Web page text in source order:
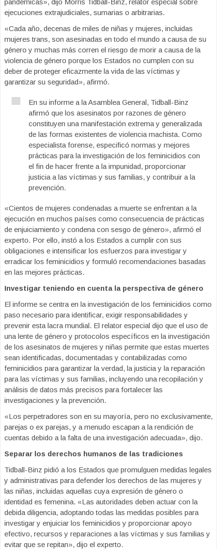
pandémicas», dijo Morris Tidball-Binz, relator especial sobre
ejecuciones extrajudiciales, sumarias o arbitrarias.
«Cada año, decenas de miles de niñas y mujeres, incluidas
mujeres trans, son asesinadas en todo el mundo a causa de su
género y muchas más corren el riesgo de morir a causa de la
violencia de género porque los Estados no cumplen con su
deber de proteger eficazmente la vida de las víctimas y
garantizar su seguridad», afirmó.
En su informe a la Asamblea General, Tidball-Binz
afirmó que los asesinatos por razones de género
constituyen una manifestación extrema y generalizada
de las formas existentes de violencia machista. Como
especialista forense, especificó normas y mejores
prácticas para la investigación de los feminicidios con
el fin de hacer frente a la impunidad, proporcionar
justicia a las víctimas y sus familias, y contribuir a la
prevención.
«Cientos de mujeres condenadas a muerte se enfrentan a la
ejecución en muchos países como consecuencia de prácticas
de enjuiciamiento y condena con sesgo de género», afirmó el
experto. Por ello, instó a los Estados a cumplir con sus
obligaciones e intensificar los esfuerzos para investigar y
erradicar los feminicidios y formuló recomendaciones basadas
en las mejores prácticas.
Investigar teniendo en cuenta la perspectiva de género
El informe se centra en la investigación de los feminicidios como
paso necesario para identificar, exigir responsabilidades y
prevenir esta lacra mundial. El relator especial dijo que el uso de
una lente de género y protocolos específicos en la investigación
de los asesinatos de mujeres y niñas permite que estas muertes
sean identificadas, documentadas y contabilizadas como
feminicidios para garantizar la verdad, la justicia y la reparación
para las víctimas y sus familias, incluyendo una recopilación y
análisis de datos más precisos para fortalecer las
investigaciones y la prevención.
«Los perpetradores son en su mayoría, pero no exclusivamente,
parejas o ex parejas, y a menudo escapan a la rendición de
cuentas debido a la falta de una investigación adecuada», dijo.
Separar los derechos humanos de las tradiciones
Tidball-Binz pidió a los Estados que promulguen medidas legales
y administrativas para defender los derechos de las mujeres y
las niñas, incluidas aquellas cuya expresión de género o
identidad es femenina. «Las autoridades deben actuar con la
debida diligencia, adoptando todas las medidas posibles para
investigar y enjuiciar los feminicidios y proporcionar apoyo
efectivo, recursos y reparaciones a las víctimas y sus familias y
evitar que se repitan», dijo el experto.